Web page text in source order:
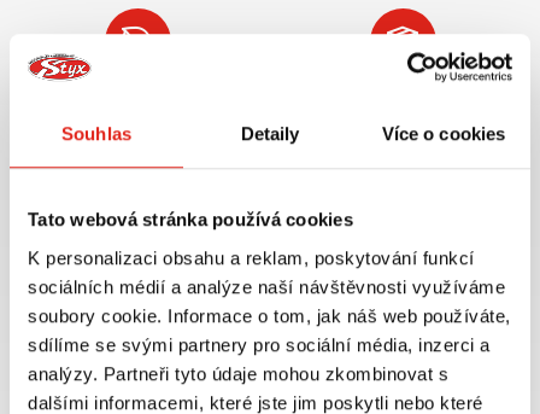
Souhlas Detaily Více o cookies
Tato webová stránka používá cookies
K personalizaci obsahu a reklam, poskytování funkcí
sociálních médií a analýze naší návštěvnosti využíváme
soubory cookie. Informace o tom, jak náš web používáte,
sdílíme se svými partnery pro sociální média, inzerci a
analýzy. Partneři tyto údaje mohou zkombinovat s
dalšími informacemi, které jste jim poskytli nebo které
příslušenství ihned k
objednávky nad 2499 kč v
Zboží SKLADEM
expedujeme do 24 hod.
VÍCE INFO
Výměna velikosti ZDARMA
do 30 dnů
VÍCE INFO